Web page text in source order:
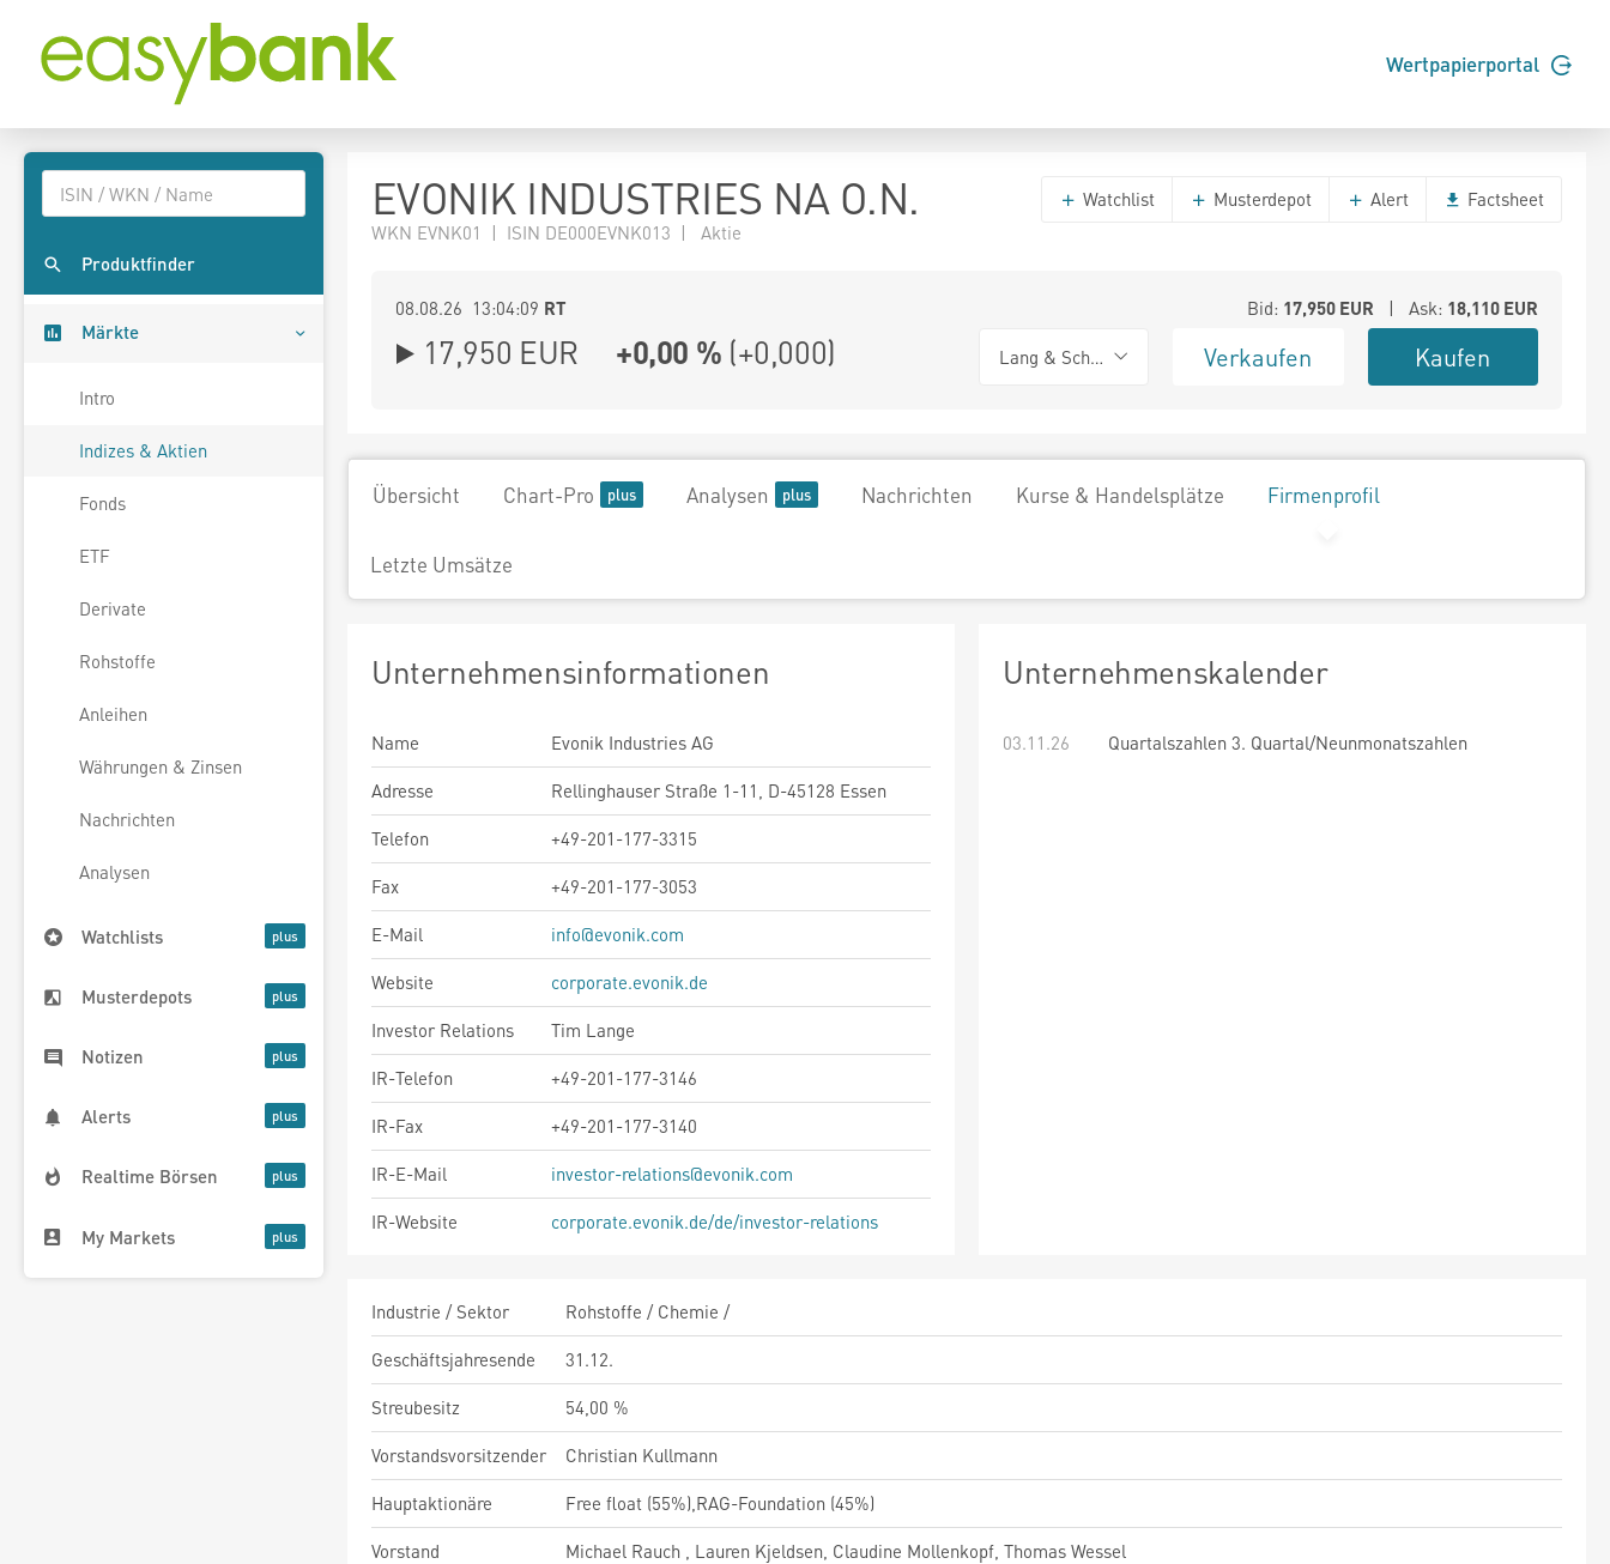
Wertpapierportal
Produktfinder
Märkte
Intro
Indizes & Aktien
Fonds
ETF
Derivate
Rohstoffe
Anleihen
Währungen & Zinsen
Nachrichten
Analysen
Watchlists
Musterdepots
Notizen
Alerts
Realtime Börsen
My Markets
EVONIK INDUSTRIES NA O.N.
WKN EVNK01 | ISIN DE000EVNK013 | Aktie
Watchlist Musterdepot Alert Factsheet
08.08.26 13:04:09 RT Bid: 17,950EUR | Ask: 18,110EUR
17,950 EUR +0,00 % (+0,000) Lang & Schwarz Verkaufen Kaufen
Übersicht Chart-Pro Analysen Nachrichten Kurse & Handelsplätze Firmenprofil
Letzte Umsätze
Unternehmensinformationen
Name
Evonik Industries AG
Adresse
Rellinghauser Straße 1-11, D-45128 Essen
Telefon
+49-201-177-3315
Fax
+49-201-177-3053
E-Mail
info@evonik.com
Website
corporate.evonik.de
Investor Relations
Tim Lange
IR-Telefon
+49-201-177-3146
IR-Fax
+49-201-177-3140
IR-E-Mail
investor-relations@evonik.com
IR-Website
corporate.evonik.de/de/investor-relations
Unternehmenskalender
03.11.26 Quartalszahlen 3. Quartal/Neunmonatszahlen
Industrie / Sektor
Rohstoffe / Chemie /
Geschäftsjahresende
31.12.
Streubesitz
54,00 %
Vorstandsvorsitzender
Christian Kullmann
Hauptaktionäre
Free float (55%),RAG-Foundation (45%)
Vorstand
Michael Rauch , Lauren Kjeldsen, Claudine Mollenkopf, Thomas Wessel